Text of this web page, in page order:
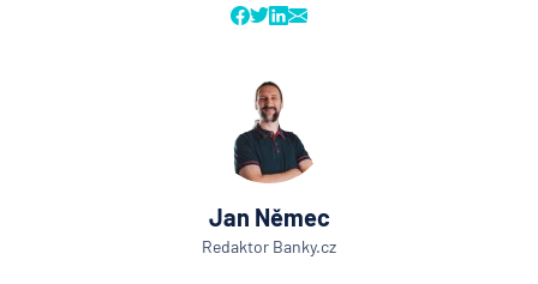
Jan Němec
Redaktor Banky.cz